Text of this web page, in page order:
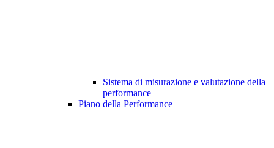
Sistema di misurazione e valutazione della
performance
Piano della Performance